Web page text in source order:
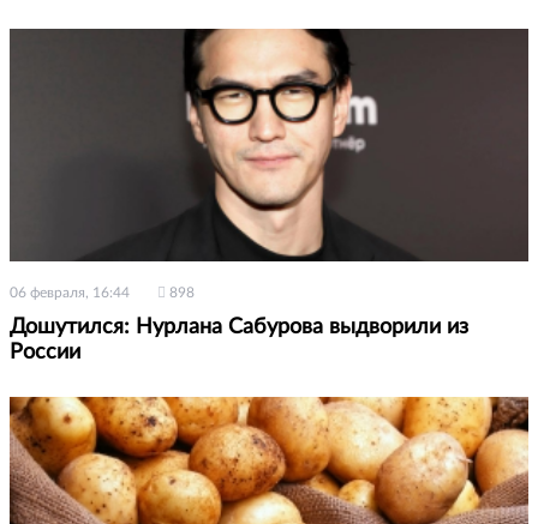
06 февраля, 16:44 898
Дошутился: Нурлана Сабурова выдворили из
России